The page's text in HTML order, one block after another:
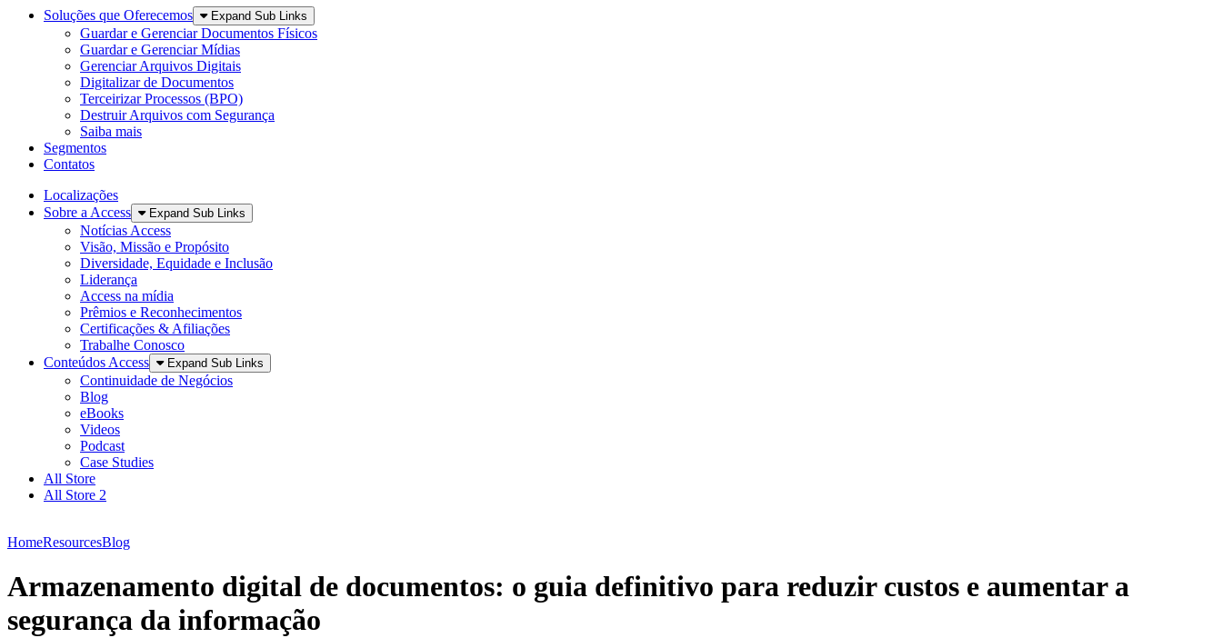
Soluções que Oferecemos Expand Sub Links
Guardar e Gerenciar Documentos Físicos
Guardar e Gerenciar Mídias
Gerenciar Arquivos Digitais
Digitalizar de Documentos
Terceirizar Processos (BPO)
Destruir Arquivos com Segurança
Saiba mais
Segmentos
Contatos
Localizações
Sobre a Access
Expand Sub Links
Notícias Access
Visão, Missão e Propósito
Diversidade, Equidade e Inclusão
Liderança
Access na mídia
Prêmios e Reconhecimentos
Certificações & Afiliações
Trabalhe Conosco
Conteúdos Access
Expand Sub Links
Continuidade de Negócios
Blog
eBooks
Videos
Podcast
Case Studies
All Store
All Store 2
HomeResourcesBlog
Armazenamento digital de documentos: o guia definitivo para reduzir custos e aumentar a
segurança da informação